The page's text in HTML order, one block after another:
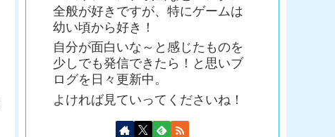
全般が好きですが、特にゲームは
幼い頃から好き！
自分が面白いな～と感じたものを
少しでも発信できたら！と思いブ
ログを日々更新中。
よければ見ていってくださいね！